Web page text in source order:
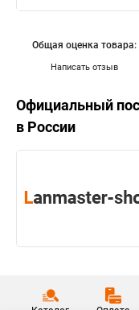
Написать отзыв
Общая оценка товара:
Официальный
в России